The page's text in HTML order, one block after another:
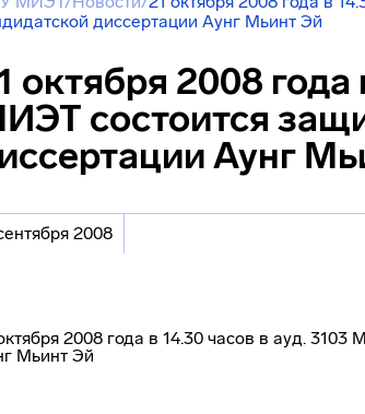
диссертации Аунг Мьинт Эй
октября 2008 года
состоится
Аунг
2008
2008 года в 14.30 часов в ауд.
Мьинт Эй